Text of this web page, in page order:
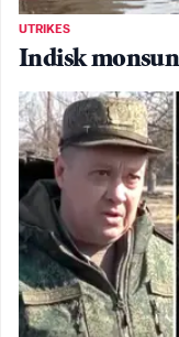
UTRIKES
Indisk